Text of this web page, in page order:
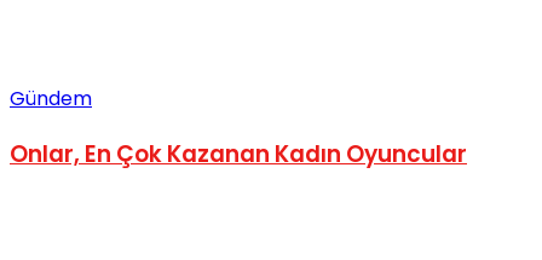
Gündem
Onlar, En Çok Kazanan Kadın Oyuncular